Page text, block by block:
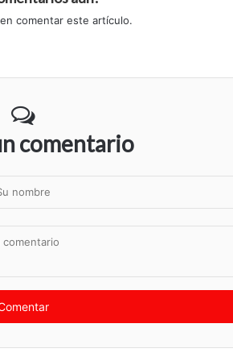
comentar este artículo.
comentario